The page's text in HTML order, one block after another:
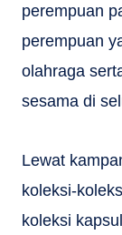
perempuan
perempuan
olahraga
sesama di
Lewat
koleksi-
koleksi kapsul